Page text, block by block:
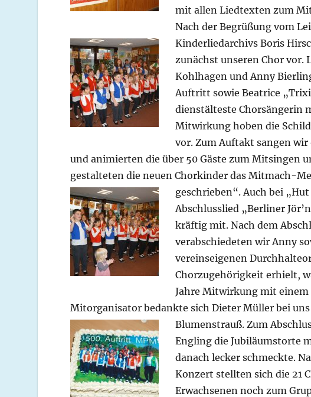
mit allen Liedtexten zum
Nach der Begrüßung vom
Kinderliedarchivs Boris
zunächst unseren Chor vor.
Kohlhagen undAnny
Auftritt sowie Beatrice
dienstälteste Chorsängerin
Mitwirkung hoben die
vor. Zum Auftakt sangen
und animierten die über 50 Gäste zum Mitsingen
gestalteten die neuen Chorkinder das Mitmach-
geschrieben“. Auch bei „Hut
Abschlusslied „Berliner
kräftig mit. Nach dem
verabschiedeten wir Anny
vereinseigenen
Chorzugehörigkeit erhielt,
Jahre Mitwirkung mit einem
Mitorganisator bedankte sich Dieter Müller bei
Blumenstrauß.Zum
Engling die Jubiläumstorte
danach lecker schmeckte.
Konzert stellten sich die 21
Erwachsenen noch zum